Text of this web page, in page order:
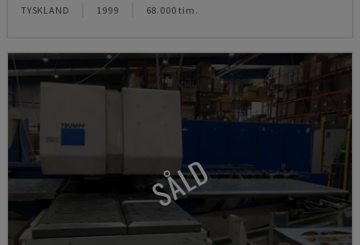
TYSKLAND 1999 68.000 tim.
SÅLD